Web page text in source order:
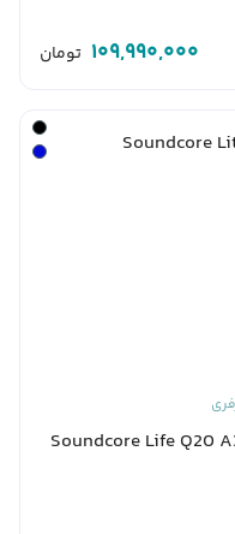
109,990,000 تومان